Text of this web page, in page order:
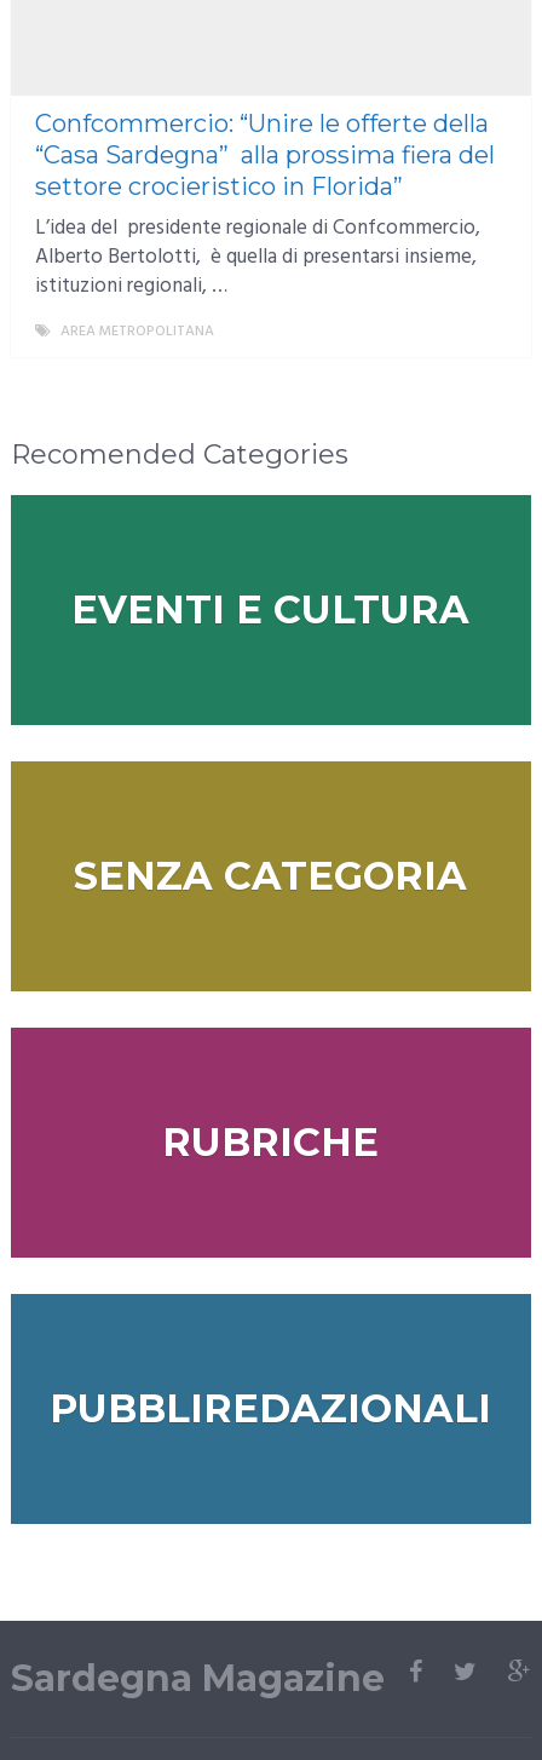
Confcommercio: “Unire le offerte della
“Casa Sardegna” alla prossima fiera del
settore crocieristico in Florida”
L’idea del presidente regionale di Confcommercio,
Alberto Bertolotti, è quella di presentarsi insieme,
istituzioni regionali, …
AREA METROPOLITANA
Recomended Categories
EVENTI E CULTURA
SENZA CATEGORIA
RUBRICHE
PUBBLIREDAZIONALI
Sardegna Magazine